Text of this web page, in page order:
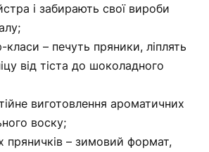
і забирають свої вироби
класи – печуть пряники, ліплять
від тіста до шоколадного
виготовлення ароматичних
воску;
пряничків – зимовий формат,